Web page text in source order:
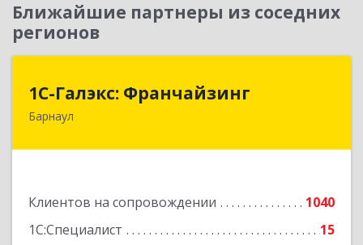
Ближайшие партнеры из соседних
регионов
1С-Галэкс: Франчайзинг
Барнаул
Клиентов на сопровождении
1040
1С:Специалист
15
1С-Галэкс: Франчайзинг
656015, Алтайский край, Барнаул г, Деповская